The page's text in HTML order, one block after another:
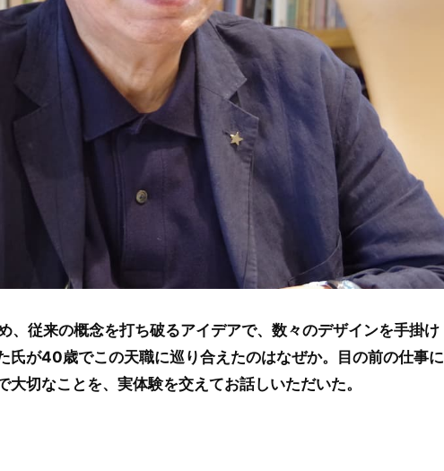
、従来の概念を打ち破るアイデアで、数々のデザインを手掛け
氏が40歳でこの天職に巡り合えたのはなぜか。目の前の仕事に
切なことを、実体験を交えてお話しいただいた。